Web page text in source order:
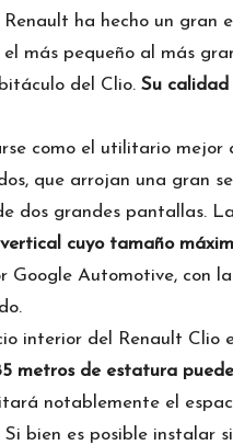
Renault ha hecho un
más pequeño al más
del Clio. Su
como el utilitario mejor
que arrojan una gran
dos grandes pantallas.
cuyo tamaño
Google Automotive, con
interior del Renault Clio
metros de estatura
notablemente el
bien es posible instalar